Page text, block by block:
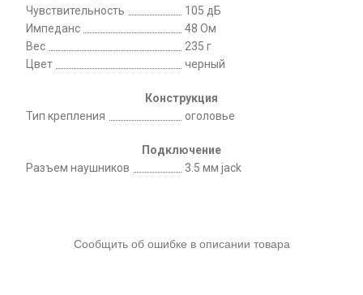
Чувствительность
105 дБ
Импеданс
48 Ом
Вес
235 г
Цвет
черный
Конструкция
Тип крепления
оголовье
Подключение
Разъем наушников
3.5 мм jack
Сообщить об ошибке в описании товара